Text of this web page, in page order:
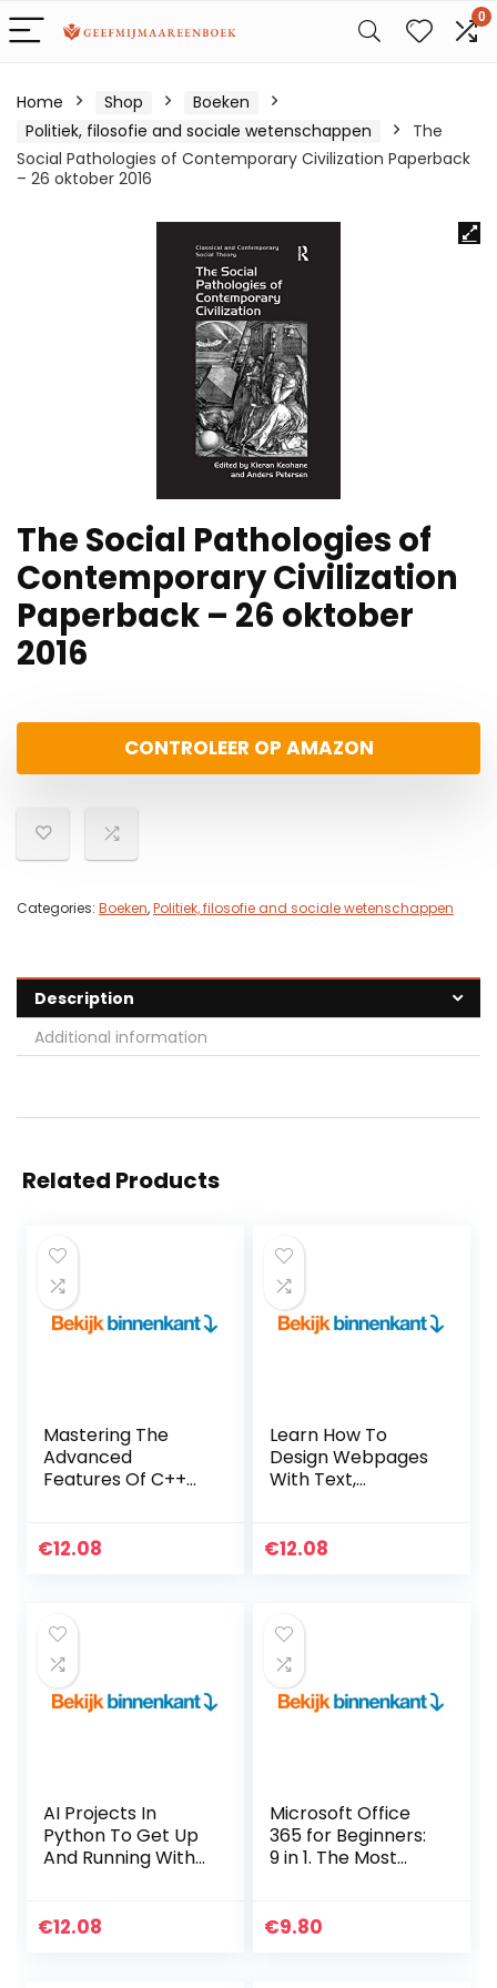
0
Home Shop
Boeken
Politiek, filosofie and sociale wetenschappen
The
Social Pathologies of Contemporary Civilization Paperback
– 26 oktober 2016
The Social Pathologies of
Contemporary Civilization
Paperback – 26 oktober
2016
CONTROLEER OP AMAZON
Categories: Boeken,Politiek, filosofie and sociale wetenschappen
Description
Additional information
Related Products
Mastering The
Advanced
Features Of C++
€12.08
Learn How To
Design Webpages
With Text,
CSS (English
€12.08
AI Projects In
Python To Get Up
And Running With
(English Edition)
€12.08
Microsoft Office
365 for Beginners:
9 in 1. The Most
Pro in No Time
€9.80